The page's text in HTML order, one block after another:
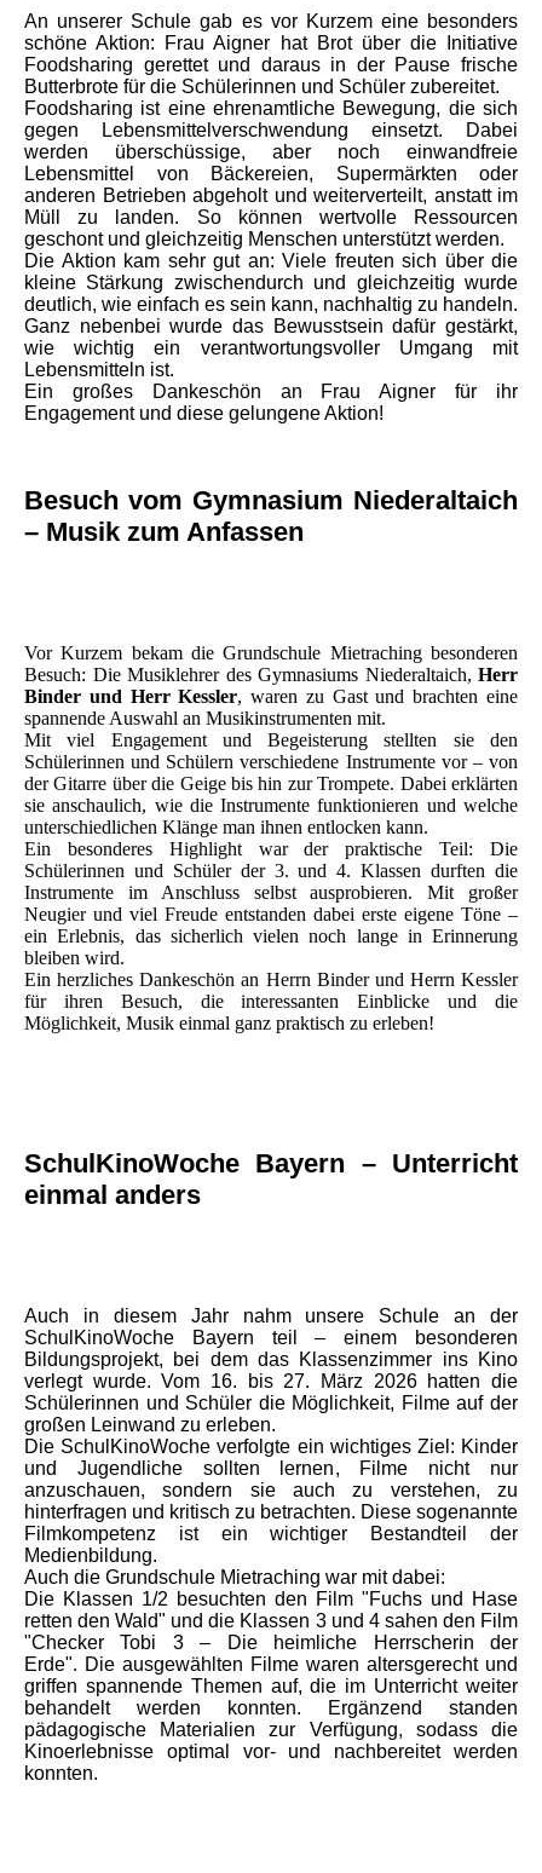
An unserer Schule gab es vor Kurzem eine besonders
schöne Aktion: Frau Aigner hat Brot über die Initiative
Foodsharing gerettet und daraus in der Pause frische
Butterbrote für die Schülerinnen und Schüler zubereitet.
Foodsharing ist eine ehrenamtliche Bewegung, die sich
gegen Lebensmittelverschwendung einsetzt. Dabei
werden überschüssige, aber noch einwandfreie
Lebensmittel von Bäckereien, Supermärkten oder
anderen Betrieben abgeholt und weiterverteilt, anstatt im
Müll zu landen. So können wertvolle Ressourcen
geschont und gleichzeitig Menschen unterstützt werden.
Die Aktion kam sehr gut an: Viele freuten sich über die
kleine Stärkung zwischendurch und gleichzeitig wurde
deutlich, wie einfach es sein kann, nachhaltig zu handeln.
Ganz nebenbei wurde das Bewusstsein dafür gestärkt,
wie wichtig ein verantwortungsvoller Umgang mit
Lebensmitteln ist.
Ein großes Dankeschön an Frau Aigner für ihr
Engagement und diese gelungene Aktion!
Besuch vom Gymnasium Niederaltaich
– Musik zum Anfassen
Vor Kurzem bekam die Grundschule Mietraching besonderen
Besuch: Die Musiklehrer des Gymnasiums Niederaltaich, Herr
Binder und Herr Kessler, waren zu Gast und brachten eine
spannende Auswahl an Musikinstrumenten mit.
Mit viel Engagement und Begeisterung stellten sie den
Schülerinnen und Schülern verschiedene Instrumente vor – von
der Gitarre über die Geige bis hin zur Trompete. Dabei erklärten
sie anschaulich, wie die Instrumente funktionieren und welche
unterschiedlichen Klänge man ihnen entlocken kann.
Ein besonderes Highlight war der praktische Teil: Die
Schülerinnen und Schüler der 3. und 4. Klassen durften die
Instrumente im Anschluss selbst ausprobieren. Mit großer
Neugier und viel Freude entstanden dabei erste eigene Töne –
ein Erlebnis, das sicherlich vielen noch lange in Erinnerung
bleiben wird.
Ein herzliches Dankeschön an Herrn Binder und Herrn Kessler
für ihren Besuch, die interessanten Einblicke und die
Möglichkeit, Musik einmal ganz praktisch zu erleben!
SchulKinoWoche Bayern – Unterricht
einmal anders
Auch in diesem Jahr nahm unsere Schule an der
SchulKinoWoche Bayern teil – einem besonderen
Bildungsprojekt, bei dem das Klassenzimmer ins Kino
verlegt wurde. Vom 16. bis 27. März 2026 hatten die
Schülerinnen und Schüler die Möglichkeit, Filme auf der
großen Leinwand zu erleben.
Die SchulKinoWoche verfolgte ein wichtiges Ziel: Kinder
und Jugendliche sollten lernen, Filme nicht nur
anzuschauen, sondern sie auch zu verstehen, zu
hinterfragen und kritisch zu betrachten. Diese sogenannte
Filmkompetenz ist ein wichtiger Bestandteil der
Medienbildung.
Auch die Grundschule Mietraching war mit dabei:
Die Klassen 1/2 besuchten den Film "Fuchs und Hase
retten den Wald" und die Klassen 3 und 4 sahen den Film
"Checker Tobi 3 – Die heimliche Herrscherin der
Erde". Die ausgewählten Filme waren altersgerecht und
griffen spannende Themen auf, die im Unterricht weiter
behandelt werden konnten. Ergänzend standen
pädagogische Materialien zur Verfügung, sodass die
Kinoerlebnisse optimal vor- und nachbereitet werden
konnten.